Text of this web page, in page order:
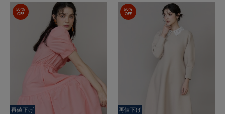
50%
OFF
再値下げ
60%
OFF
再値下げ